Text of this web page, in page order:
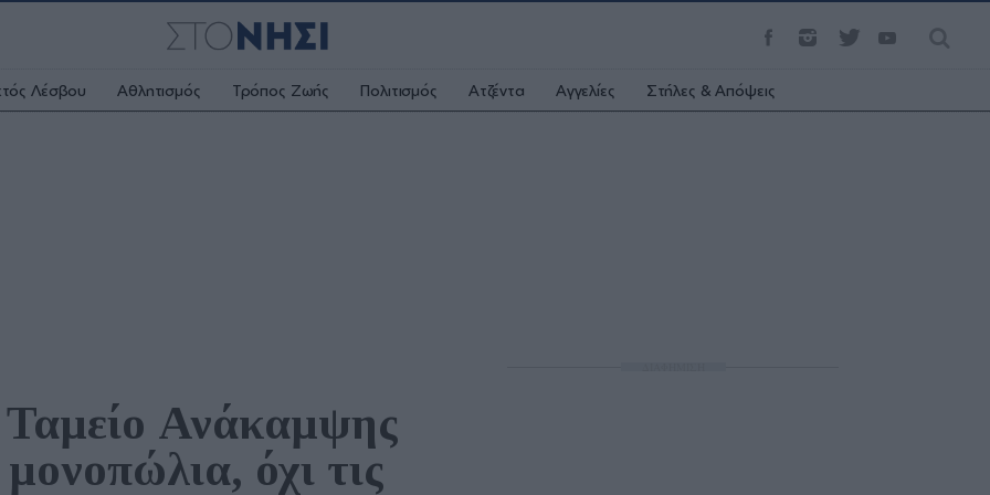
Λέσβου Αθλητισμός Τρόπος Ζωής Πολιτισμός Ατζέντα Αγγελίες Στήλες & Απόψεις
Ανάκαμψης
όχι τις